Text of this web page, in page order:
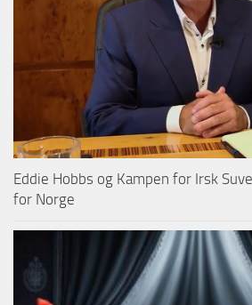
Eddie Hobbs og Kampen for Irsk
for Norge